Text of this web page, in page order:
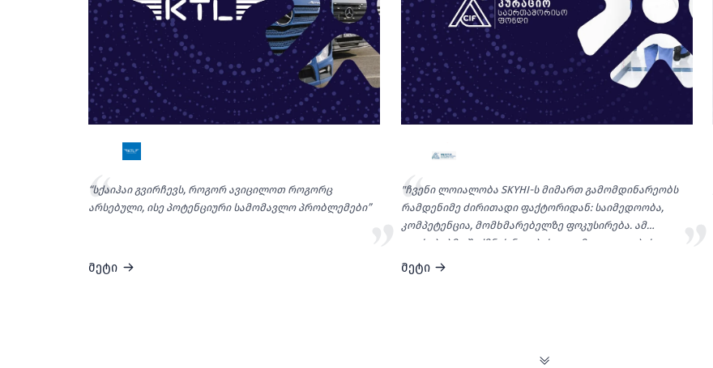
“სქაიჰაი გვირჩევს, როგორ ავიცილოთ როგორც
არსებული, ისე პოტენციური სამომავლო პრობლემები”
მეტი
"ჩვენი ლოიალობა SKYHI-ს მიმართ გამომდინარეობს
რამდენიმე ძირითადი ფაქტორიდან: საიმედოობა,
კომპეტენცია, მომხმარებელზე ფოკუსირება. ამ
თვისებებმა შექმნეს ნდობისადა კმაყოფილების
ძლიერი საფუძველი, რითაც SKYHI წლებია ინარჩუნებს
მეტი